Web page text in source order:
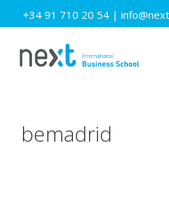
Saltar
al
+34 91 710 20 54 |
bemadrid